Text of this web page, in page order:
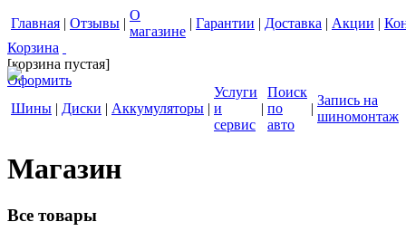
Главная | Отзывы |
О
магазине
| Гарантии | Доставка | Акции |
Корзина
[корзина пустая]
Оформить
Шины | Диски | Аккумуляторы |
Услуги
и
сервис
|
Поиск
по
авто
|
Запись на
шиномонтаж
Магазин
Все товары